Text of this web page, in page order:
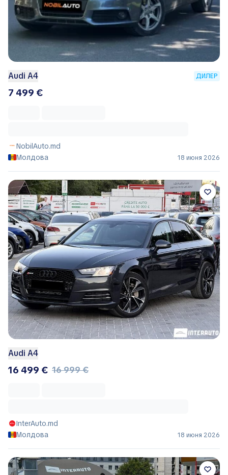
Audi A4 ДИЛЕР
7 499 €
NobilAuto.md
Молдова
18 июня 2026
Audi A4
16 499 € 16 999 €
InterAuto.md
Молдова
18 июня 2026